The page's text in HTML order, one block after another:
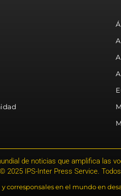
de noticias que amplifica las
2025 IPS-Inter Press Service.
en el mundo en